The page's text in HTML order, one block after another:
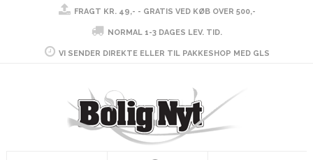
FRAGT KR. 49,- - GRATIS VED KØB OVER 500,-
NORMAL 1-3 DAGES LEV. TID.
VI SENDER DIREKTE ELLER TIL PAKKESHOP MED GLS